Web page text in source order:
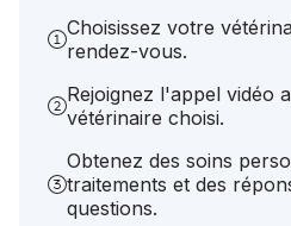
Choisissez votre
rendez-vous.
Rejoignez l'appel vidéo
vétérinaire choisi.
Obtenez des soins
traitements et des
questions.